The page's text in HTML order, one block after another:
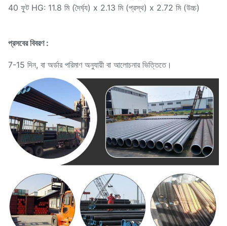
40 ফুট HG: 11.8 মি (দৈর্ঘ্য) x 2.13 মি (প্রস্থ) x 2.72 মি (উচ্চ)
প্রসবের বিবরণ :
7-15 দিন, বা অর্ডার পরিমাণ অনুযায়ী বা আলোচনার ভিত্তিতে।